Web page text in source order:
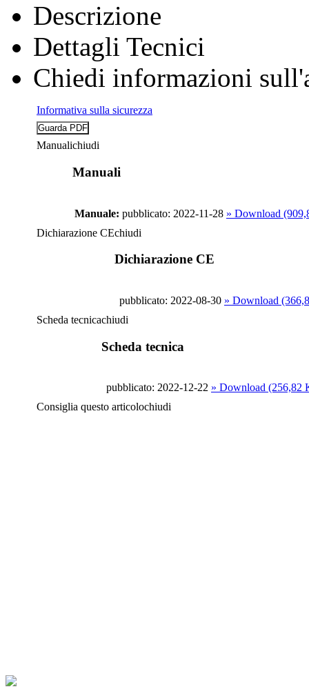
Descrizione
Dettagli Tecnici
Chiedi informazioni
Informativa sulla sicurezza
Manualichiudi
Manuali
Manuale: pubblicato: 2022-11-28 » Download
Dichiarazione CEchiudi
Dichiarazione CE
pubblicato: 2022-08-30 » Download
Scheda tecnicachiudi
Scheda tecnica
pubblicato: 2022-12-22 » Download (256,82
Consiglia questo articolochiudi